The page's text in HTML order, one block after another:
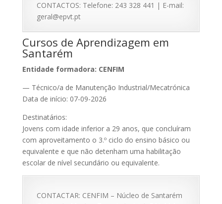
CONTACTOS: Telefone: 243 328 441 | E-mail:
geral@epvt.pt
Cursos de Aprendizagem em
Santarém
Entidade formadora: CENFIM
— Técnico/a de Manutenção Industrial/Mecatrónica
Data de início: 07-09-2026
Destinatários:
Jovens com idade inferior a 29 anos, que concluíram
com aproveitamento o 3.º ciclo do ensino básico ou
equivalente e que não detenham uma habilitação
escolar de nível secundário ou equivalente.
CONTACTAR: CENFIM – Núcleo de Santarém